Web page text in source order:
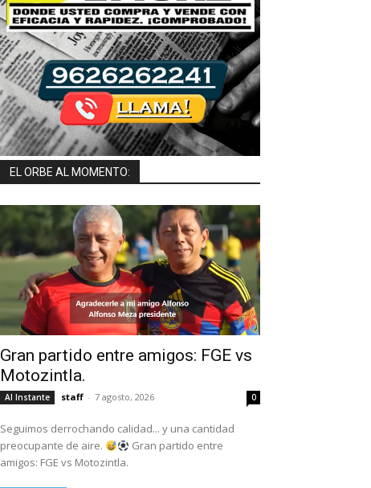
EL ORBE AL MOMENTO:
Gran partido entre amigos: FGE vs
Motozintla.
Al Instante staff - 7 agosto, 2026 0
Seguimos derrochando calidad... y una cantidad
preocupante de aire.
Gran partido entre
amigos: FGE vs Motozintla.